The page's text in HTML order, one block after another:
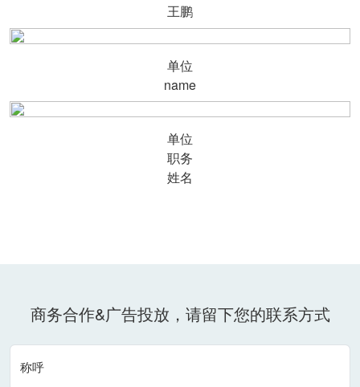
王鹏
单位
name
单位
职务
姓名
商务合作&广告投放，请留下您的联系方式
称呼